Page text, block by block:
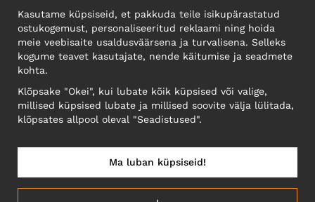
FIRMA
Mäeküla tn 9, EE-13525 Tallinn
Reg: 17449603, KMKR: EE102960721
Kasutame küpsiseid, et pakkuda teile isikupärastatud
ostukogemust, personaliseeritud reklaami ning hoida
meie veebisaite usaldusväärsena ja turvalisena. Selleks
kogume teavet kasutajate, nende käitumise ja seadmete
kohta.
Klõpsake "Okei", kui lubate kõik küpsised või valige,
millised küpsised lubate ja millised soovite välja lülitada,
klõpsates allpool oleval "Seadistused".
Ma luban küpsiseid!